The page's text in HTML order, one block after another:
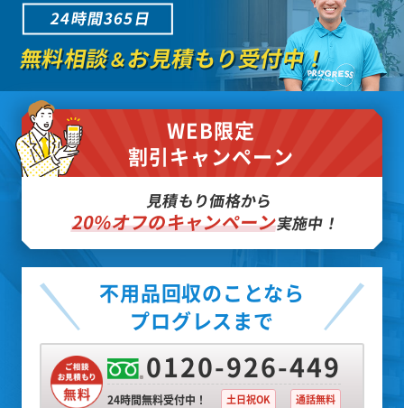
24時間365日
無料相談＆お見積もり受付中！
WEB限定
割引キャンペーン
見積もり価格から
20%オフのキャンペーン実施中！
不用品回収のことなら
プログレスまで
0120-926-449
24時間無料受付中！ 土日祝OK 通話無料